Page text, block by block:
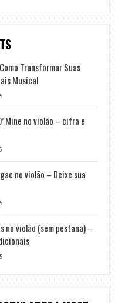
Transformar Suas
Musical
Mine no violão – cifra e
no violão – Deixe sua
no violão (sem pestana) –